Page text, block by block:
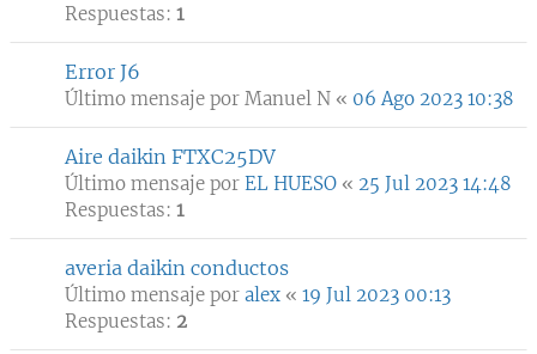
Respuestas: 1
Error J6
Último mensaje por Manuel N « 06 Ago 2023 10:38
Aire daikin FTXC25DV
Último mensaje por EL HUESO « 25 Jul 2023 14:48
Respuestas: 1
averia daikin conductos
Último mensaje por alex « 19 Jul 2023 00:13
Respuestas: 2